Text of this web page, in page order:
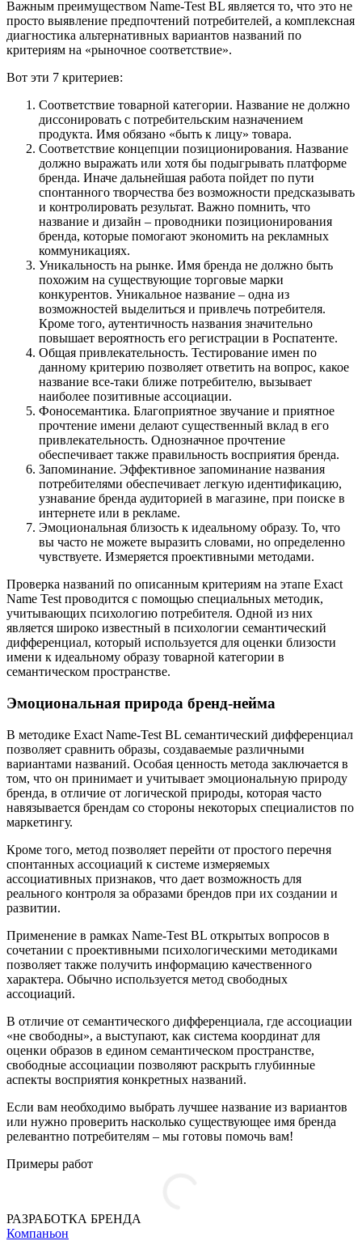
Важным преимуществом Name-Test BL является то, что это не
просто выявление предпочтений потребителей, а комплексная
диагностика альтернативных вариантов названий по
критериям на «рыночное соответствие».
Вот эти 7 критериев:
Соответствие товарной категории. Название не должно
диссонировать с потребительским назначением
продукта. Имя обязано «быть к лицу» товара.
Соответствие концепции позиционирования. Название
должно выражать или хотя бы подыгрывать платформе
бренда. Иначе дальнейшая работа пойдет по пути
спонтанного творчества без возможности предсказывать
и контролировать результат. Важно помнить, что
название и дизайн – проводники позиционирования
бренда, которые помогают экономить на рекламных
коммуникациях.
Уникальность на рынке. Имя бренда не должно быть
похожим на существующие торговые марки
конкурентов. Уникальное название – одна из
возможностей выделиться и привлечь потребителя.
Кроме того, аутентичность названия значительно
повышает вероятность его регистрации в Роспатенте.
Общая привлекательность. Тестирование имен по
данному критерию позволяет ответить на вопрос, какое
название все-таки ближе потребителю, вызывает
наиболее позитивные ассоциации.
Фоносемантика. Благоприятное звучание и приятное
прочтение имени делают существенный вклад в его
привлекательность. Однозначное прочтение
обеспечивает также правильность восприятия бренда.
Запоминание. Эффективное запоминание названия
потребителями обеспечивает легкую идентификацию,
узнавание бренда аудиторией в магазине, при поиске в
интернете или в рекламе.
Эмоциональная близость к идеальному образу. То, что
вы часто не можете выразить словами, но определенно
чувствуете. Измеряется проективными методами.
Проверка названий по описанным критериям на этапе Exact
Name Test проводится с помощью специальных методик,
учитывающих психологию потребителя. Одной из них
является широко известный в психологии семантический
дифференциал, который используется для оценки близости
имени к идеальному образу товарной категории в
семантическом пространстве.
Эмоциональная природа бренд-нейма
В методике Exact Name-Test BL семантический дифференциал
позволяет сравнить образы, создаваемые различными
вариантами названий. Особая ценность метода заключается в
том, что он принимает и учитывает эмоциональную природу
бренда, в отличие от логической природы, которая часто
навязывается брендам со стороны некоторых специалистов по
маркетингу.
Кроме того, метод позволяет перейти от простого перечня
спонтанных ассоциаций к системе измеряемых
ассоциативных признаков, что дает возможность для
реального контроля за образами брендов при их создании и
развитии.
Применение в рамках Name-Test BL открытых вопросов в
сочетании с проективными психологическими методиками
позволяет также получить информацию качественного
характера. Обычно используется метод свободных
ассоциаций.
В отличие от семантического дифференциала, где ассоциации
«не свободны», а выступают, как система координат для
оценки образов в едином семантическом пространстве,
свободные ассоциации позволяют раскрыть глубинные
аспекты восприятия конкретных названий.
Если вам необходимо выбрать лучшее название из вариантов
или нужно проверить насколько существующее имя бренда
релевантно потребителям – мы готовы помочь вам!
Примеры работ
РАЗРАБОТКА БРЕНДА
Компаньон